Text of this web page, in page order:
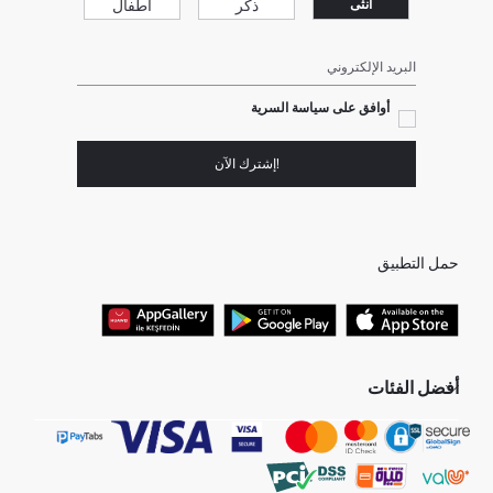
انثى ذكر أطفال
البريد الإلكتروني
أوافق على سياسة السرية
!إشترك الآن
حمل التطبيق
أفضل الفئات
جميع متاجرنا
هدايا عيد الحب
البلوفر النسائية
بلوفر رجالي
برفانات حريمى
جينز رجالي